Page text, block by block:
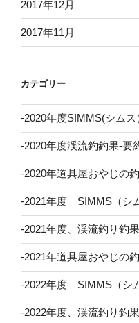
2017年12月
2017年11月
カテゴリー
-2020年度SIMMS(シム
-2020年度渓流釣釣果-要
-2020年道具屋おやじの
-2021年度 SIMMS（シ
-2021年度、渓流釣り釣
-2021年道具屋おやじの
-2022年度 SIMMS（シ
-2022年度、渓流釣り釣